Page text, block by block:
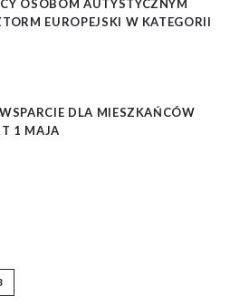
OSOBOM AUTYSTYCZNYM
EUROPEJSKI W KATEGORII
DLA MIESZKAŃCÓW
1 MAJA